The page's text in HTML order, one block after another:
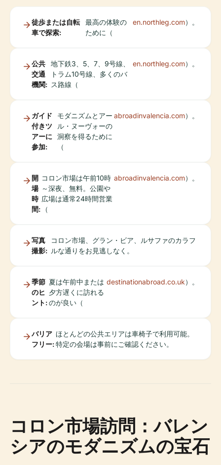
徒歩または自転
車で探索:
最高の体験の
ために（
en.northleg.com）。
公共
交通
機関:
地下鉄3、5、7、9号線、
トラム10号線、多くのバ
ス路線（
en.northleg.com）。
ガイド
付きツ
アーに
参加:
モダニズムとアー
ル・ヌーヴォーの
洞察を得るために
（
abroadinvalencia.com）。
開
場
時
間:
コロン市場は午前10時
～深夜、無料。公園や
広場は通常24時間営業
（
abroadinvalencia.com）。
写真
撮影:
コロン市場、グラン・ビア、ルサファのカラフ
ルな通りをお見逃しなく。
季節
のヒ
ント:
夏は午前中または
夕方遅くに訪れる
のが良い（
destinationabroad.co.uk）。
バリア
フリー:
ほとんどの公共エリアは車椅子で利用可能。
特定の会場は事前にご確認ください。
コロン市場訪問：バレン
シアのモダニズムの宝石